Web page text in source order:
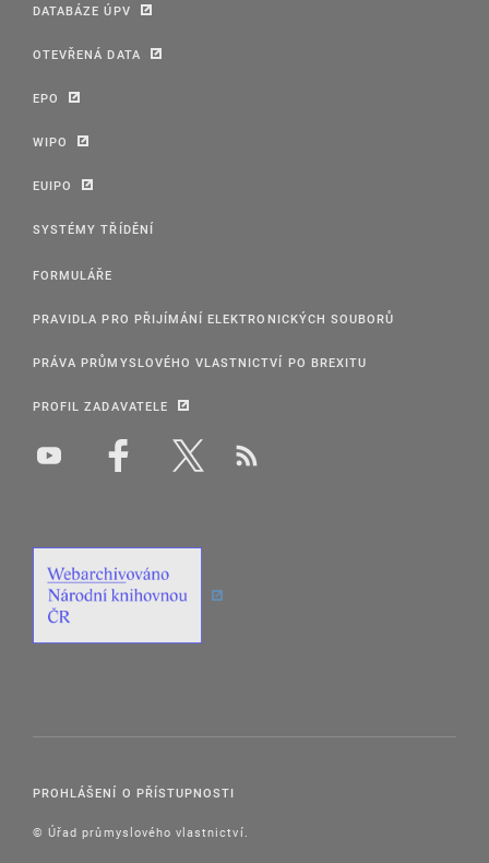
DATABÁZE ÚPV
OTEVŘENÁ DATA
EPO
WIPO
EUIPO
SYSTÉMY TŘÍDĚNÍ
FORMULÁŘE
PRAVIDLA PRO PŘIJÍMÁNÍ ELEKTRONICKÝCH SOUBORŮ
PRÁVA PRŮMYSLOVÉHO VLASTNICTVÍ PO BREXITU
PROFIL ZADAVATELE
PROHLÁŠENÍ O PŘÍSTUPNOSTI
© Úřad průmyslového vlastnictví.